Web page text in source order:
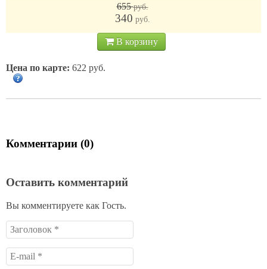
655 руб.
340 руб.
В корзину
Цена по карте: 622 руб.
Комментарии (0)
Оставить комментарий
Вы комментируете как Гость.